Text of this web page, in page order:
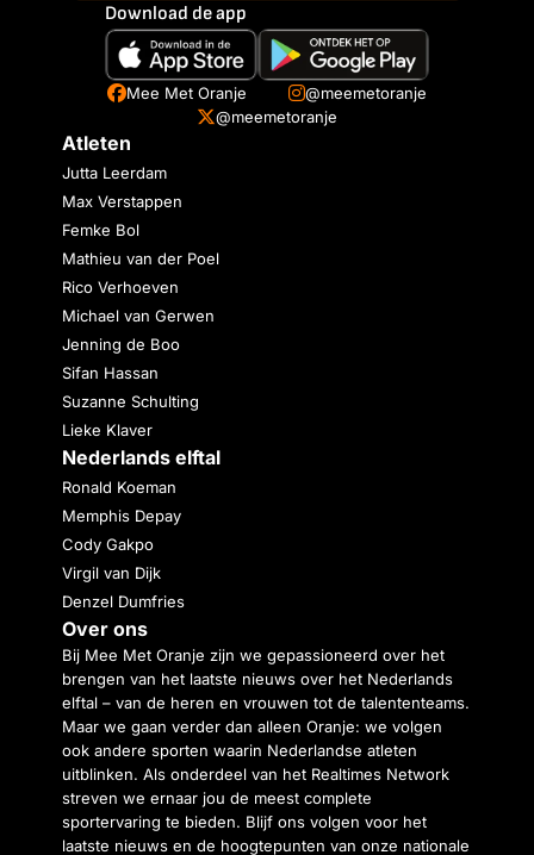
Download de app
Mee Met Oranje
@meemetoranje
@meemetoranje
Atleten
Jutta Leerdam
Max Verstappen
Femke Bol
Mathieu van der Poel
Rico Verhoeven
Michael van Gerwen
Jenning de Boo
Sifan Hassan
Suzanne Schulting
Lieke Klaver
Nederlands elftal
Ronald Koeman
Memphis Depay
Cody Gakpo
Virgil van Dijk
Denzel Dumfries
Over ons
Bij Mee Met Oranje zijn we gepassioneerd over het
brengen van het laatste nieuws over het Nederlands
elftal – van de heren en vrouwen tot de talententeams.
Maar we gaan verder dan alleen Oranje: we volgen
ook andere sporten waarin Nederlandse atleten
uitblinken. Als onderdeel van het Realtimes Network
streven we ernaar jou de meest complete
sportervaring te bieden. Blijf ons volgen voor het
laatste nieuws en de hoogtepunten van onze nationale